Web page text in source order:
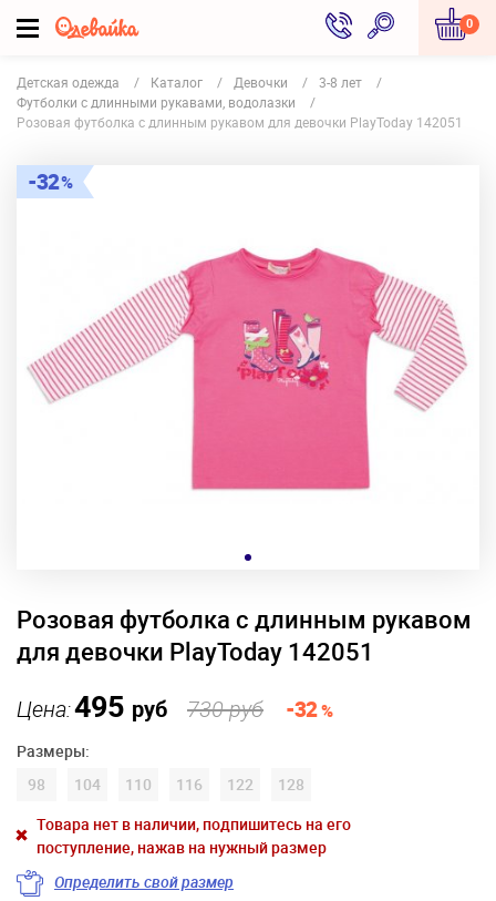
0
Детская одежда Каталог Девочки
3-8 лет
Футболки с длинными рукавами, водолазки
Розовая футболка с длинным рукавом для девочки PlayToday 142051
32
Розовая футболка с длинным рукавом
для девочки PlayToday 142051
Цена:495 руб 730 руб -32%
Размеры:
98
104 110 116 122
128
Товара нет в наличии, подпишитесь на его
поступление, нажав на нужный размер
Определить свой размер